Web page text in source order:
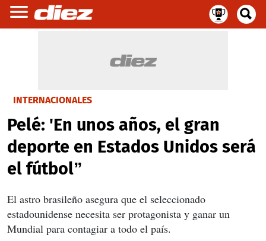
INTERNACIONALES
Pelé: 'En unos años, el gran
deporte en Estados Unidos será
el fútbol”
El astro brasileño asegura que el seleccionado
estadounidense necesita ser protagonista y ganar un
Mundial para contagiar a todo el país.